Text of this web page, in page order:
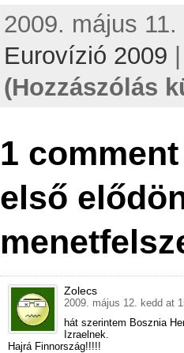
2009. május
Eurovízió 2009
(Hozzászólás
1
első
Zolecs
2009. május 12. kedd at
hát szerintem Bosznia
Izraelnek.
Hajrá Finnország!!!!!